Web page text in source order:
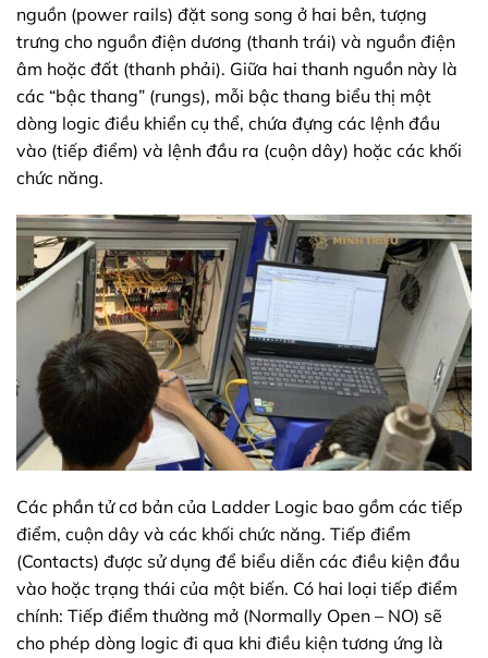
nguồn (power rails) đặt song song ở hai bên, tượng
trưng cho nguồn điện dương (thanh trái) và nguồn điện
âm hoặc đất (thanh phải). Giữa hai thanh nguồn này là
các “bậc thang” (rungs), mỗi bậc thang biểu thị một
dòng logic điều khiển cụ thể, chứa đựng các lệnh đầu
vào (tiếp điểm) và lệnh đầu ra (cuộn dây) hoặc các khối
chức năng.
Các phần tử cơ bản của Ladder Logic bao gồm các tiếp
điểm, cuộn dây và các khối chức năng. Tiếp điểm
(Contacts) được sử dụng để biểu diễn các điều kiện đầu
vào hoặc trạng thái của một biến. Có hai loại tiếp điểm
chính: Tiếp điểm thường mở (Normally Open – NO) sẽ
cho phép dòng logic đi qua khi điều kiện tương ứng là